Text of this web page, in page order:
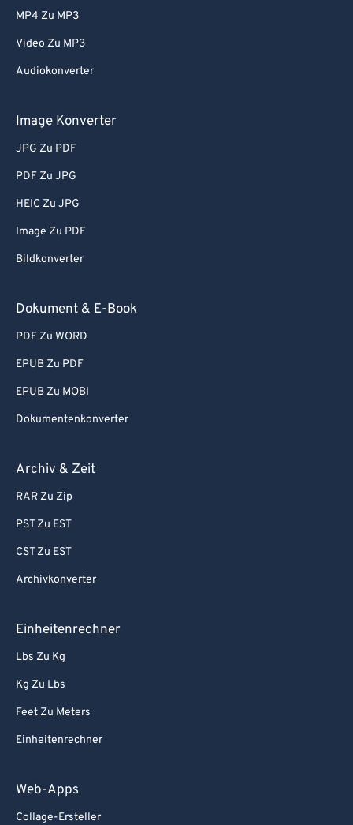
MP4 Zu MP3
Video Zu MP3
Audiokonverter
Image Konverter
JPG Zu PDF
PDF Zu JPG
HEIC Zu JPG
Image Zu PDF
Bildkonverter
Dokument & E-Book
PDF Zu WORD
EPUB Zu PDF
EPUB Zu MOBI
Dokumentenkonverter
Archiv & Zeit
RAR Zu Zip
PST Zu EST
CST Zu EST
Archivkonverter
Einheitenrechner
Lbs Zu Kg
Kg Zu Lbs
Feet Zu Meters
Einheitenrechner
Web-Apps
Collage-Ersteller